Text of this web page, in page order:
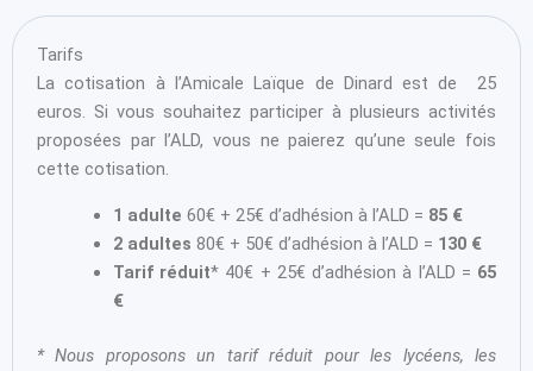
Tarifs
La cotisation à l’Amicale Laïque de Dinard est de 25
euros. Si vous souhaitez participer à plusieurs activités
proposées par l’ALD, vous ne paierez qu’une seule fois
cette cotisation.
1 adulte 60€ + 25€ d’adhésion à l’ALD = 85 €
2 adultes 80€ + 50€ d’adhésion à l’ALD = 130 €
Tarif réduit* 40€ + 25€ d’adhésion à l’ALD = 65
€
* Nous proposons un tarif réduit pour les lycéens, les